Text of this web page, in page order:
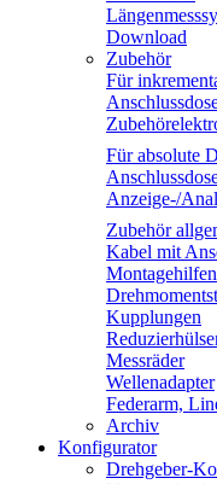
Download
Zubehör
Für
Für absolute
Anzeige-/
Zubehör
Kabel mit
Montagehilfen
Kupplungen
Messräder
Wellenadapter
Federarm,
Archiv
Konfigurator
Drehgeber-